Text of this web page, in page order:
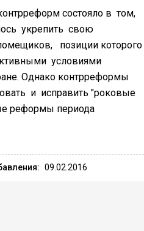
состояло в том,
укрепить свою
позиции которого
условиями
Однако контрреформы
и исправить "роковые
реформы периода
09.02.2016